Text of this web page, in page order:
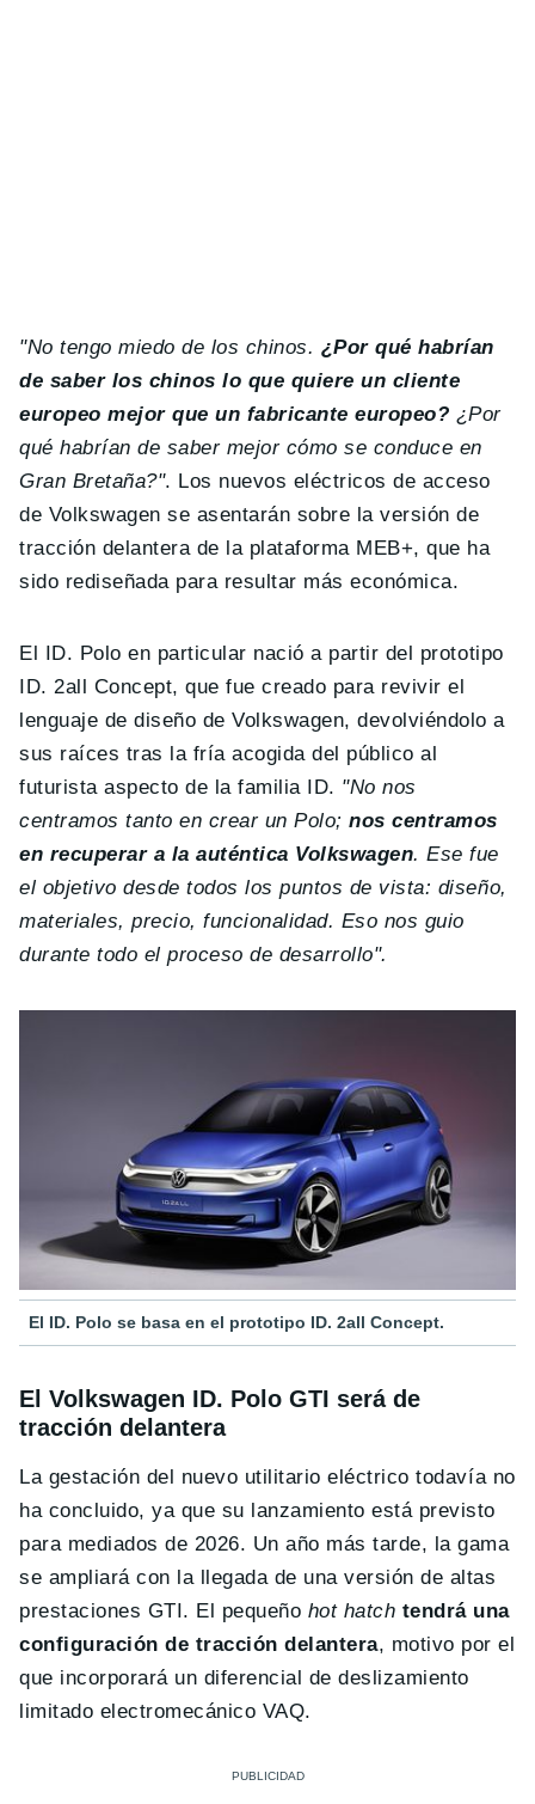
"No tengo miedo de los chinos. ¿Por qué habrían
de saber los chinos lo que quiere un cliente
europeo mejor que un fabricante europeo? ¿Por
qué habrían de saber mejor cómo se conduce en
Gran Bretaña?". Los nuevos eléctricos de acceso
de Volkswagen se asentarán sobre la versión de
tracción delantera de la plataforma MEB+, que ha
sido rediseñada para resultar más económica.
El ID. Polo en particular nació a partir del prototipo
ID. 2all Concept, que fue creado para revivir el
lenguaje de diseño de Volkswagen, devolviéndolo a
sus raíces tras la fría acogida del público al
futurista aspecto de la familia ID. "No nos
centramos tanto en crear un Polo;nos centramos
en recuperar a la auténtica Volkswagen. Ese fue
el objetivo desde todos los puntos de vista: diseño,
materiales, precio, funcionalidad. Eso nos guio
durante todo el proceso de desarrollo".
El ID. Polo se basa en el prototipo ID. 2all Concept.
El Volkswagen ID. Polo GTI será de
tracción delantera
La gestación del nuevo utilitario eléctrico todavía no
ha concluido, ya que su lanzamiento está previsto
para mediados de 2026. Un año más tarde, la gama
se ampliará con la llegada de una versión de altas
prestaciones GTI. El pequeño hot hatch tendrá una
configuración de tracción delantera, motivo por el
que incorporará un diferencial de deslizamiento
limitado electromecánico VAQ.